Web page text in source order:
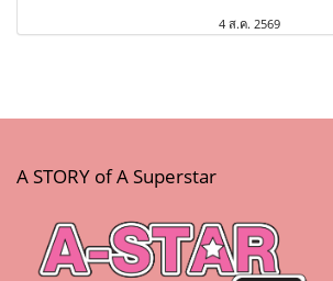
4 ส.ค. 2569
A STORY of A Superstar